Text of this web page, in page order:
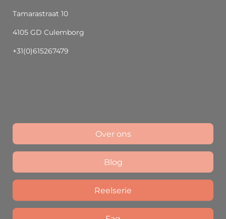
Tamarastraat 10
4105 GD Culemborg
+31(0)615267479
Over ons
Blog
Reelserie